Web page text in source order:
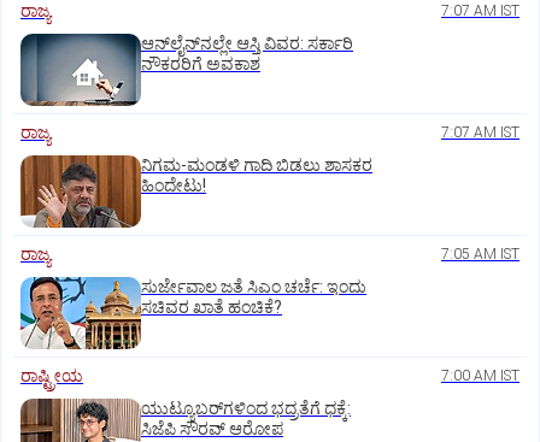
ರಾಜ್ಯ 7:07 AM IST
ಆನ್‌ಲೈನ್‌ನಲ್ಲೇ ಆಸ್ತಿ ವಿವರ: ಸರ್ಕಾರಿ
ನೌಕರರಿಗೆ ಅವಕಾಶ
ರಾಜ್ಯ 7:07 AM IST
ನಿಗಮ-ಮಂಡಳಿ ಗಾದಿ ಬಿಡಲು ಶಾಸಕರ
ಹಿಂದೇಟು!
ರಾಜ್ಯ 7:05 AM IST
ಸುರ್ಜೇವಾಲ ಜತೆ ಸಿಎಂ ಚರ್ಚೆ: ಇಂದು
ಸಚಿವರ ಖಾತೆ ಹಂಚಿಕೆ?
ರಾಷ್ಟ್ರೀಯ 7:00 AM IST
ಯುಟ್ಯೂಬರ್‌ಗಳಿಂದ ಭದ್ರತೆಗೆ ಧಕ್ಕೆ:
ಸಿಜೆಪಿ ಸೌರವ್‌ ಆರೋಪ